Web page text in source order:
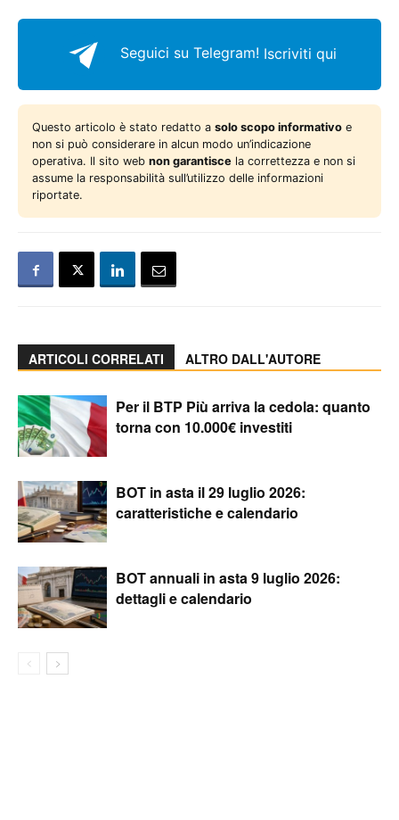
Seguici su Telegram! Iscriviti qui
Questo articolo è stato redatto a solo scopo informativo e
non si può considerare in alcun modo un’indicazione
operativa. Il sito web non garantisce la correttezza e non si
assume la responsabilità sull’utilizzo delle informazioni
riportate.
ARTICOLI CORRELATI ALTRO DALL'AUTORE
Per il BTP Più arriva la cedola: quanto
torna con 10.000€ investiti
BOT in asta il 29 luglio 2026:
caratteristiche e calendario
BOT annuali in asta 9 luglio 2026:
dettagli e calendario